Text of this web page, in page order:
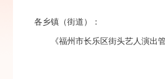
各乡镇（街道）：
《福州市长乐区街头艺人演出